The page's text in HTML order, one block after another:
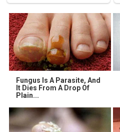
Fungus Is A Parasite, And
It Dies From A Drop Of
Plain...